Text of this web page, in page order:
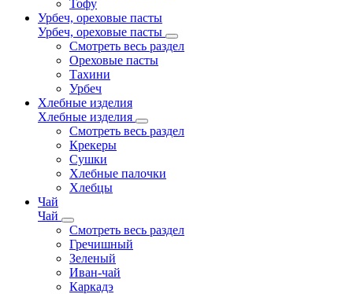
Тофу
Урбеч, ореховые пасты
Урбеч, ореховые пасты
Смотреть весь раздел
Ореховые пасты
Тахини
Урбеч
Хлебные изделия
Хлебные изделия
Смотреть весь раздел
Крекеры
Сушки
Хлебные палочки
Хлебцы
Чай
Чай
Смотреть весь раздел
Гречишный
Зеленый
Иван-чай
Каркадэ